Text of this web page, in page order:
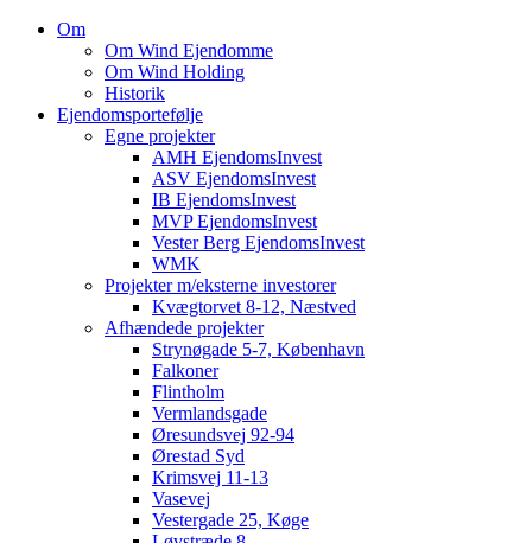
Om
Om Wind Ejendomme
Om Wind Holding
Historik
Ejendomsportefølje
Egne projekter
AMH EjendomsInvest
ASV EjendomsInvest
IB EjendomsInvest
MVP EjendomsInvest
Vester Berg EjendomsInvest
WMK
Projekter m/eksterne investorer
Kvægtorvet 8-12, Næstved
Afhændede projekter
Strynøgade 5-7, København
Falkoner
Flintholm
Vermlandsgade
Øresundsvej 92-94
Ørestad Syd
Krimsvej 11-13
Vasevej
Vestergade 25, Køge